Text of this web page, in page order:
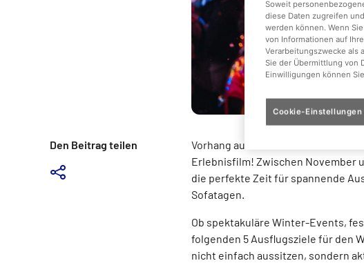
Den Beitrag teilen
Vorhang auf für den Winter – denn
Erlebnisfilm! Zwischen November
die perfekte Zeit für spannende
Sofatagen.
Ob spektakuläre Winter-Events,
folgenden 5 Ausflugsziele für den
nicht einfach aussitzen, sondern
Soweit
diese Daten zugreifen
werden können. Wenn
von Informationen auf
Verarbeitungszwecke als
Sie der Übermittlung von
Einwilligungen können
Cookie-Einstellungen